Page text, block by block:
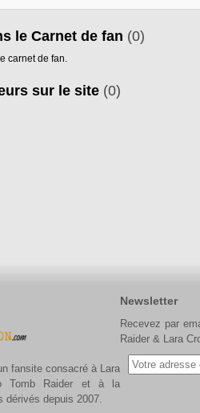
le Carnet de fan (0)
carnet de fan.
sur le site (0)
fansite consacré à Lara
Tomb Raider et à la
dérivés depuis 2007.
Newsletter
Recevez par
Raider & Lara